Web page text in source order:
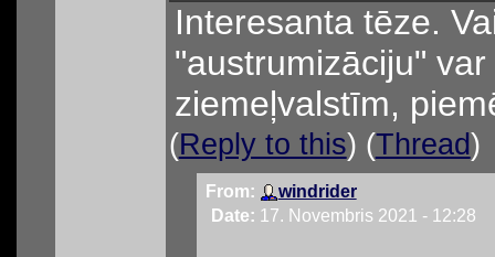
Interesanta tēze.
"austrumizāciju"
ziemeļvalstīm,
(Reply to this) (Thread)
From:
windrider
Date: 17. Novembris 2021 - 12:28